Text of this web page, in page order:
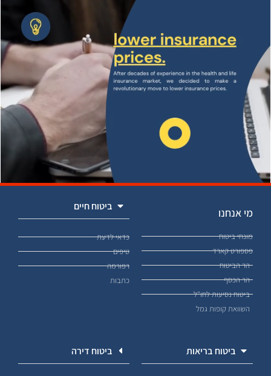
מי אנחנו
מונחי ביטוח
פספורט קארד
הר הביטוח
הר הכסף
ביטוח נסיעות לחו"ל
השוואת קופות גמל
ביטוח חיים
כדאי לדעת
טיפים
רפורמה
כתבות
ביטוח בריאות ביטוח דירה